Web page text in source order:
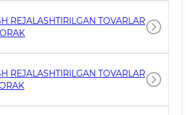
REJALASHTIRILGAN TOVARLAR
REJALASHTIRILGAN TOVARLAR